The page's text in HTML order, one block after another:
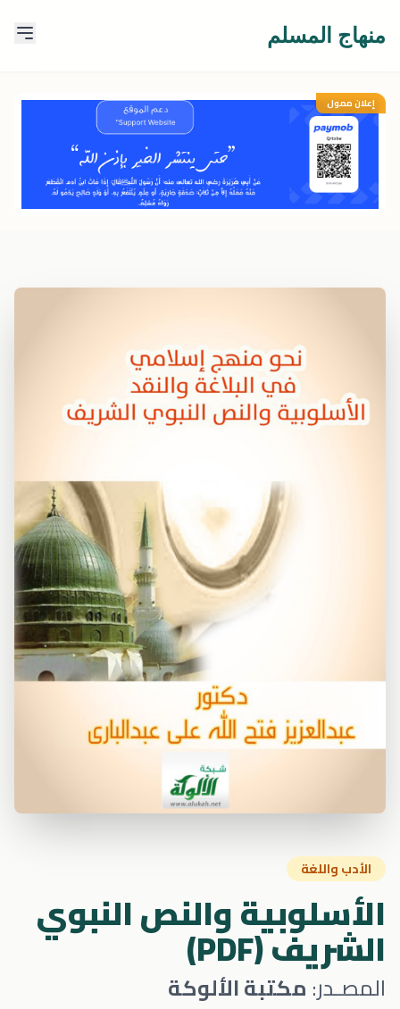
منهاج المسلم
إعلان ممول
الأدب واللغة
الأسلوبية والنص النبوي
الشريف (PDF)
المصـدر: مكتبة الألوكة